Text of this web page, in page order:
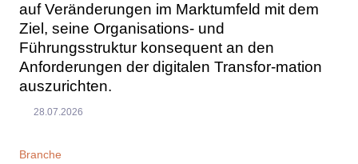
auf Veränderungen im Marktumfeld mit dem
Ziel, seine Organisations- und
Führungsstruktur konsequent an den
Anforderungen der digitalen Transfor-mation
auszurichten.
28.07.2026
Branche